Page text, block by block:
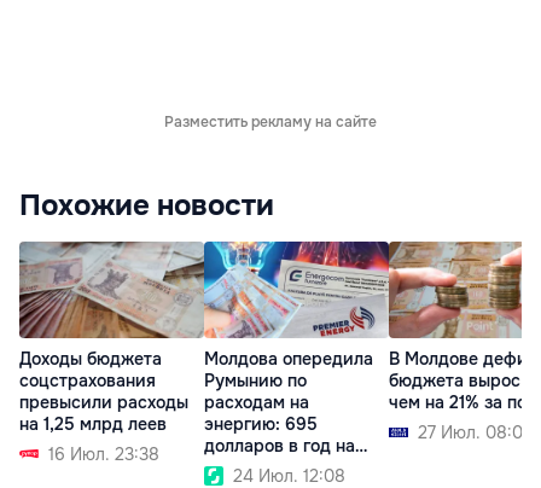
Разместить рекламу на сайте
Похожие новости
Доходы бюджета
соцстрахования
превысили расходы
на 1,25 млрд леев
16 Июл. 23:38
Молдова опередила
Румынию по
расходам на
энергию: 695
долларов в год на
человека
24 Июл. 12:08
В Молдове
бюджета вырос
чем на 21% за
27 Июл. 08:03